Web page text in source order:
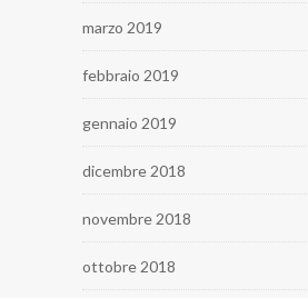
marzo 2019
febbraio 2019
gennaio 2019
dicembre 2018
novembre 2018
ottobre 2018